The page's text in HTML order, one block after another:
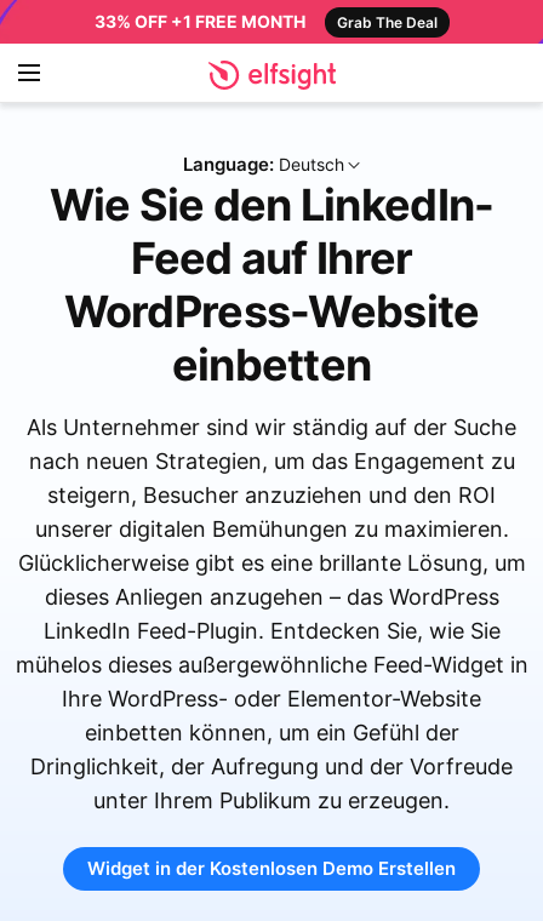
33% OFF +1 FREE MONTH Grab The Deal
Language: Deutsch
Wie Sie den LinkedIn-
Feed auf Ihrer
WordPress-Website
einbetten
Als Unternehmer sind wir ständig auf der Suche
nach neuen Strategien, um das Engagement zu
steigern, Besucher anzuziehen und den ROI
unserer digitalen Bemühungen zu maximieren.
Glücklicherweise gibt es eine brillante Lösung, um
dieses Anliegen anzugehen – das WordPress
LinkedIn Feed-Plugin. Entdecken Sie, wie Sie
mühelos dieses außergewöhnliche Feed-Widget in
Ihre WordPress- oder Elementor-Website
einbetten können, um ein Gefühl der
Dringlichkeit, der Aufregung und der Vorfreude
unter Ihrem Publikum zu erzeugen.
Widget in der Kostenlosen Demo Erstellen